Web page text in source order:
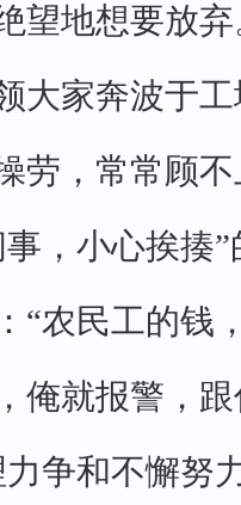
望地想要放
大家奔波于
劳，常常顾
，小心挨揍
“农民工的钱
俺就报警，
争和不懈努